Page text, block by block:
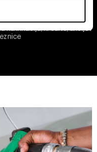
SPORT d.o.o. i
ponovno ažurirati
možete u bilo kojem
stope Feda i ECB: kako
na inflaciju, kredite, akcije i